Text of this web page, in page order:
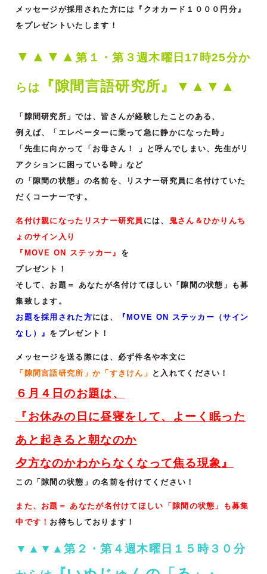
メッセージが採用された方には『クオカード１０００円分』
をプレゼントいたします！
▼▲▼▲第１・第３週木曜日17時25分か
らは 『隙間言語研究所』▼▲▼▲
「隙間研究所」では、皆さんが経験したことのある、
例えば、「エレベーターに乗って急に静かになった時」
「先生に向かって「お母さん！ 」と呼んでしまい、先生がリ
アクションに困っている時」など
の「隙間の状態」の名前を、リスナー研究員に名付けていた
だくコーナーです。
名付け親になったリスナー研究員 には、 鬼さん＆ひかりんち
ょのサイン入り
『MOVE ON ステッカー』 を
プレゼント！
そして、お題＝ あなたが名付けてほしい「隙間の状態」も募
集致します。
お題を採用された方には、
『MOVE ON ステッカー（サイン
なし）』 をプレゼント！
メッセージを送る際には、必ず件名や本文に
「隙間言語研究所」か「すきけん」
と入れてください！
６月４ 日のお題は、
『お休みの日に昼寝をして、よーく眠った
あと起きると朝なのか
夕方なのかわからなくなって焦る現象』
この「隙間の状態」の名前を付けてください！
また、お題＝ あなたが名付けてほしい「隙間の状態」も募集
中です！ お待ちしております！
▼▲▼▲第２・第４週木曜日１５時３０分